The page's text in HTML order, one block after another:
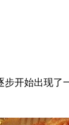
始出现了